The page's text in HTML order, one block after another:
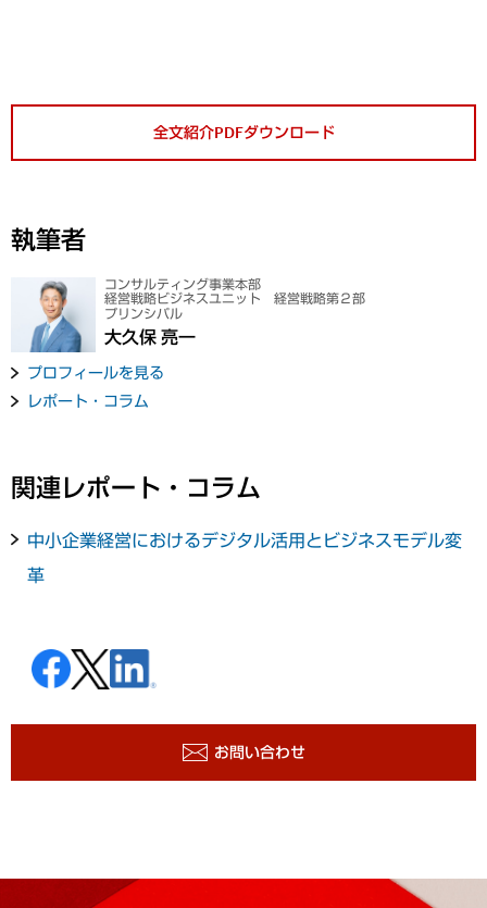
全文紹介PDFダウンロード
執筆者
コンサルティング事業本部
経営戦略ビジネスユニット 経営戦略第２部
プリンシパル
大久保 亮一
プロフィールを見る
レポート・コラム
関連レポート・コラム
中小企業経営におけるデジタル活用とビジネスモデル変
革
お問い合わせ